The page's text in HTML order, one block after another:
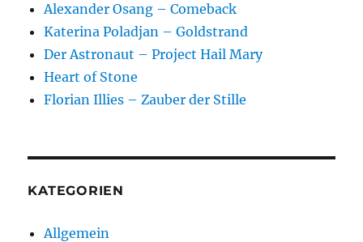
Alexander Osang – Comeback
Katerina Poladjan – Goldstrand
Der Astronaut – Project Hail Mary
Heart of Stone
Florian Illies – Zauber der Stille
KATEGORIEN
Allgemein